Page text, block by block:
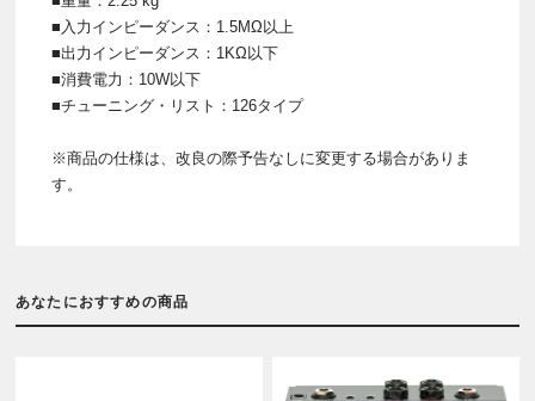
■入力インピーダンス：1.5MΩ以上
■出力インピーダンス：1KΩ以下
■消費電力：10W以下
■チューニング・リスト：126タイプ
※商品の仕様は、改良の際予告なしに変更する場合がありま
す。
あなたにおすすめの商品